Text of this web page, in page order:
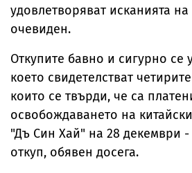
удовлетворяват исканията
очевиден.
Откупите бавно и сигурно се
което свидетелстват
които се твърди, че са
освобождаването на
"Дъ Син Хай" на 28 декември
откуп, обявен досега.